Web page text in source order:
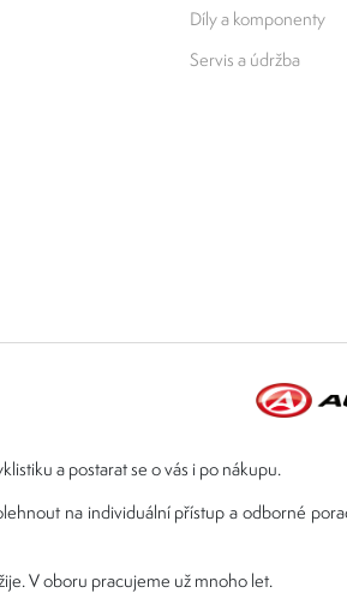
Díly a komponenty
Servis a údržba
a postarat se o vás i po nákupu.
na individuální přístup a odborné
V oboru pracujeme už mnoho let.